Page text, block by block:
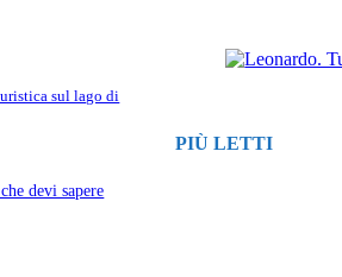
sul lago di
PIÙ LETTI
devi sapere